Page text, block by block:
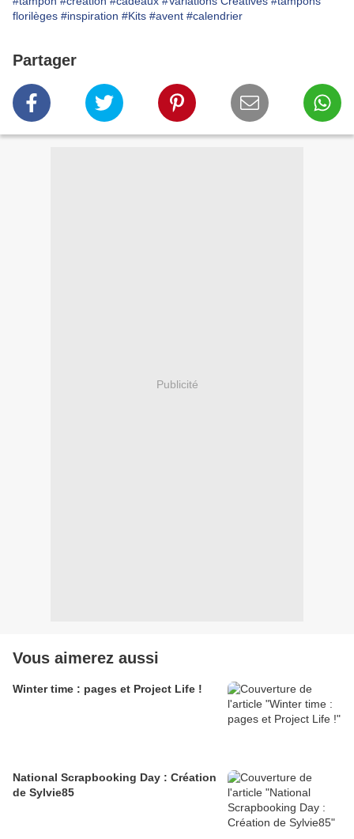
florilèges #inspiration #Kits #avent #calendrier
Partager
Publicité
Vous aimerez aussi
Winter time : pages et Project Life !
National Scrapbooking Day : Création
de Sylvie85